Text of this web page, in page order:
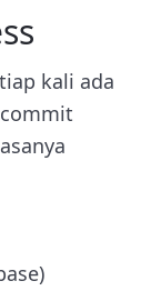
kali ada